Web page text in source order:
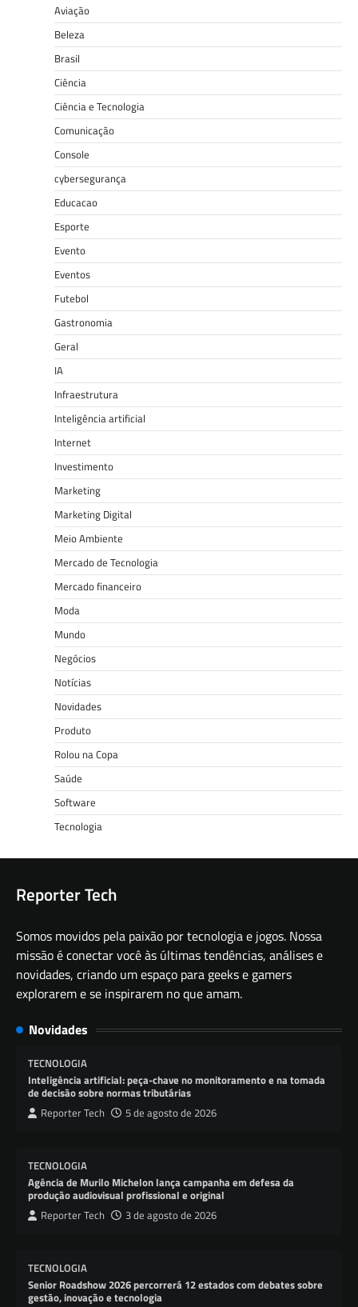
Aviação
Beleza
Brasil
Ciência
Ciência e Tecnologia
Comunicação
Console
cybersegurança
Educacao
Esporte
Evento
Eventos
Futebol
Gastronomia
Geral
IA
Infraestrutura
Inteligência artificial
Internet
Investimento
Marketing
Marketing Digital
Meio Ambiente
Mercado de Tecnologia
Mercado financeiro
Moda
Mundo
Negócios
Notícias
Novidades
Produto
Rolou na Copa
Saúde
Software
Tecnologia
Reporter Tech
Somos movidos pela paixão por tecnologia e jogos. Nossa
missão é conectar você às últimas tendências, análises e
novidades, criando um espaço para geeks e gamers
explorarem e se inspirarem no que amam.
Novidades
TECNOLOGIA
Inteligência artificial: peça-chave no monitoramento e na tomada
de decisão sobre normas tributárias
Reporter Tech 5 de agosto de 2026
TECNOLOGIA
Agência de Murilo Michelon lança campanha em defesa da
produção audiovisual profissional e original
Reporter Tech 3 de agosto de 2026
TECNOLOGIA
Senior Roadshow 2026 percorrerá 12 estados com debates sobre
gestão, inovação e tecnologia